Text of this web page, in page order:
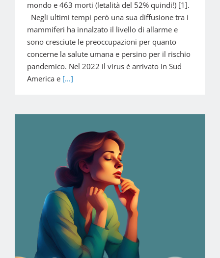
mondo e 463 morti (letalità del 52% quindi!) [1].
Negli ultimi tempi però una sua diffusione tra i
mammiferi ha innalzato il livello di allarme e
sono cresciute le preoccupazioni per quanto
concerne la salute umana e persino per il rischio
pandemico. Nel 2022 il virus è arrivato in Sud
America e [...]